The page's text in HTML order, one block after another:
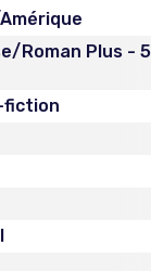
Roman Plus - 5
fiction